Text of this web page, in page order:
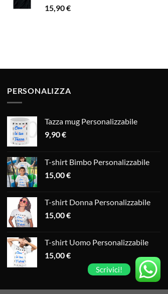
15,90€
PERSONALIZZA
Tazza mug Personalizzabile
9,90€
T-shirt Bimbo Personalizzabile
15,00€
T-shirt Donna Personalizzabile
15,00€
T-shirt Uomo Personalizzabile
15,00€
Scrivici!